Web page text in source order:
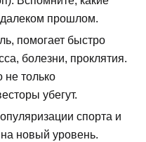
прошлом.
помогает быстро
болезни, проклятия.
не только
убегут.
спорта и
новый уровень.